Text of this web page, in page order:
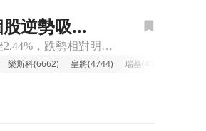
逆勢吸金
🔸【傳產-生技族群整體走弱，權值股賣壓沉重】 傳產-生技類股今日普遍呈現修正格局，整體類股指數下挫2.44%，跌勢相對明顯。盤中觀察，高價股與權值指標如新藥股藥華藥 (-5.99%)、神隆 (-4.
樂斯科(6662) 皇將(4744) 瑞基(4171)